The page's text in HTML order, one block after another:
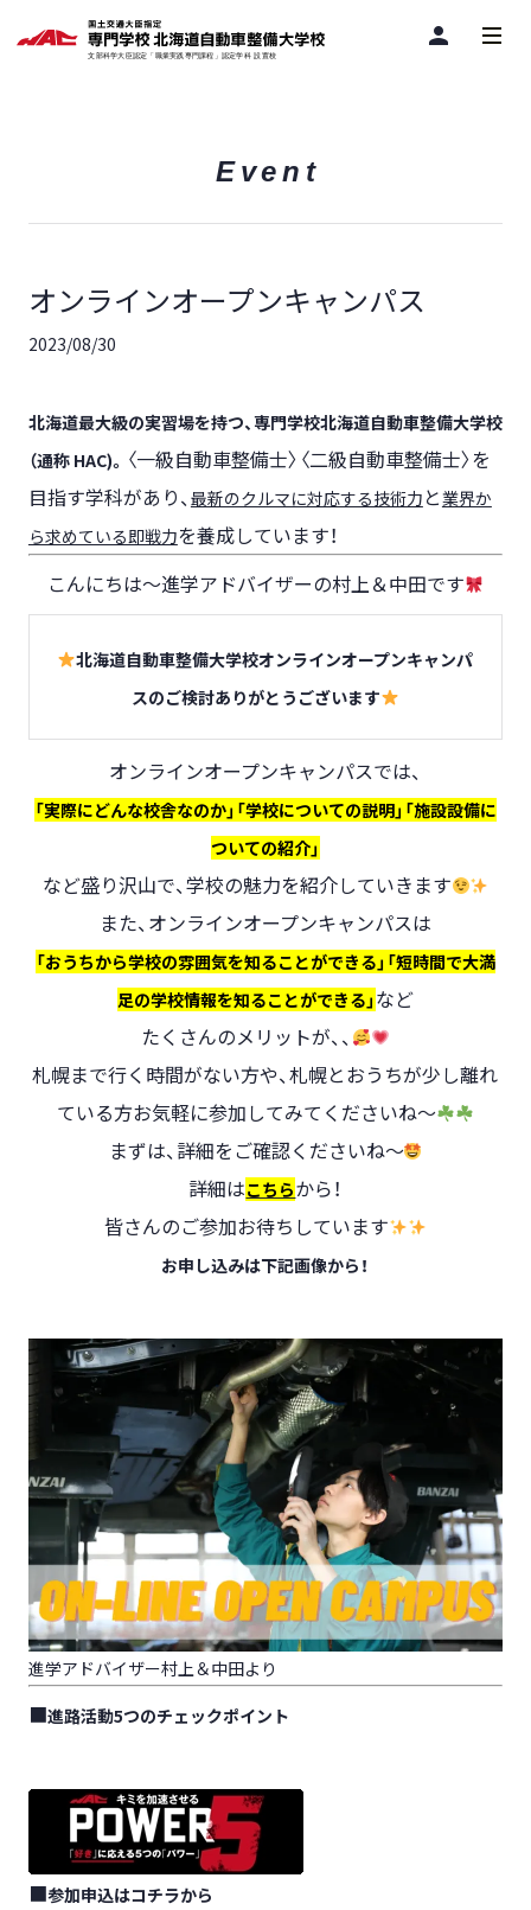
person
Event
オンラインオープンキャンパス
2023/08/30
北海道最大級の実習場を持つ、専門学校北海道自動車整備大学校
（通称 HAC)。 〈一級自動車整備士〉〈二級自動車整備士〉を
目指す学科があり、 最新のクルマに対応する技術力 と業界か
ら求めている即戦力を養成しています！
こんにちは～進学アドバイザーの村上＆中田です
北海道自動車整備大学校オンラインオープンキャンパ
スのご検討ありがとうございます
オンラインオープンキャンパスでは、
「実際にどんな校舎なのか」「学校についての説明」「施設設備に
ついての紹介」
など盛り沢山で、学校の魅力を紹介していきます
また、オンラインオープンキャンパスは
「おうちから学校の雰囲気を知ることができる」「短時間で大満
足の学校情報を知ることができる」 など
たくさんのメリットが、、
札幌まで行く時間がない方や、札幌とおうちが少し離れ
ている方お気軽に参加してみてくださいね～
まずは、詳細をご確認くださいね～
詳細はこちらから！
皆さんのご参加お待ちしています
お申し込みは下記画像から！
進学アドバイザー村上＆中田より
■進路活動5つのチェックポイント
■参加申込はコチラから